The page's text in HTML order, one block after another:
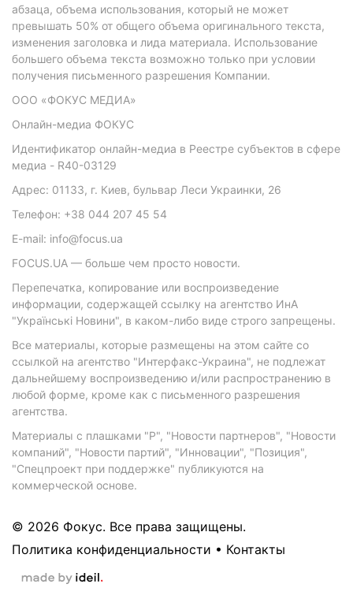
абзаца, объема использования, который не может
превышать 50% от общего объема оригинального текста,
изменения заголовка и лида материала. Использование
большего объема текста возможно только при условии
получения письменного разрешения Компании.
ООО «ФОКУС МЕДИА»
Онлайн-медиа ФОКУС
Идентификатор онлайн-медиа в Реестре субъектов в сфере
медиа - R40-03129
Адрес: 01133, г. Киев, бульвар Леси Украинки, 26
Телефон: +38 044 207 45 54
E-mail: info@focus.ua
FOCUS.UA — больше чем просто новости.
Перепечатка, копирование или воспроизведение
информации, содержащей ссылку на агентство ИнА
"Українські Новини", в каком-либо виде строго запрещены.
Все материалы, которые размещены на этом сайте со
ссылкой на агентство "Интерфакс-Украина", не подлежат
дальнейшему воспроизведению и/или распространению в
любой форме, кроме как с письменного разрешения
агентства.
Материалы с плашками "Р", "Новости партнеров", "Новости
компаний", "Новости партий", "Инновации", "Позиция",
"Спецпроект при поддержке" публикуются на
коммерческой основе.
© 2026 Фокус. Все права защищены.
Политика конфиденциальности • Контакты